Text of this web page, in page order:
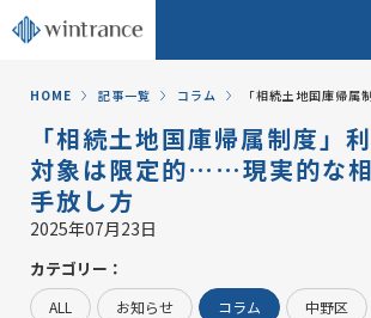
HOME 記事一覧 コラム 「相続土地国庫帰
「相続土地国庫帰属制度」
対象は限定的……現実的な
手放し方
2025年07月23日
カテゴリー：
ALL お知らせ コラム 中野区